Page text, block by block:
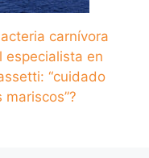
carnívora
especialista en
“cuidado